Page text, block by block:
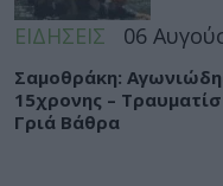
ΕΙΔΗΣΕΙΣ 06
Σαμοθράκη:
15χρονης –
Γριά Βάθρα